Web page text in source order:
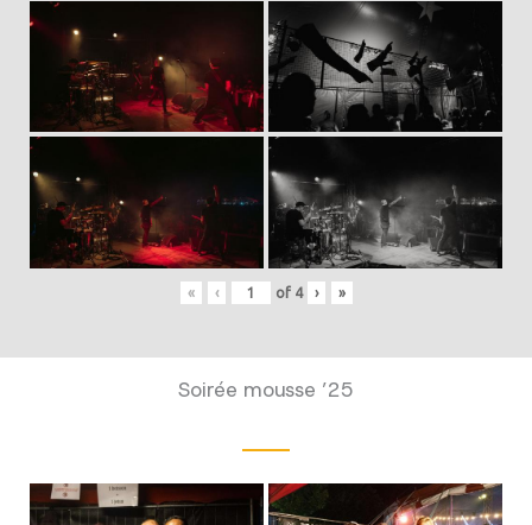
« ‹ of 4 › »
Soirée mousse ’25